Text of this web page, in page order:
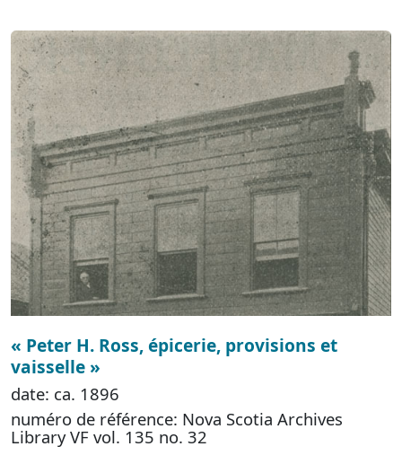
« Peter H. Ross, épicerie, provisions et
vaisselle »
date: ca. 1896
numéro de référence: Nova Scotia Archives
Library VF vol. 135 no. 32